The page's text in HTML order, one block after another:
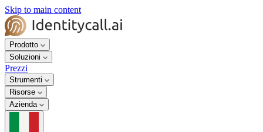
Skip to main content
Prodotto
Soluzioni
Prezzi
Strumenti
Risorse
Azienda